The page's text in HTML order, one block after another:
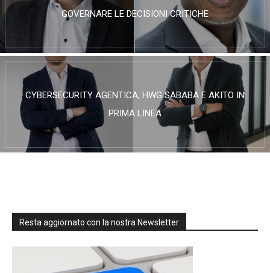
GOVERNARE LE DECISIONI CRITICHE
CYBERSECURITY AGENTICA, HWG SABABA E AKITO IN
PRIMA LINEA
Resta aggiornato con la nostra Newsletter